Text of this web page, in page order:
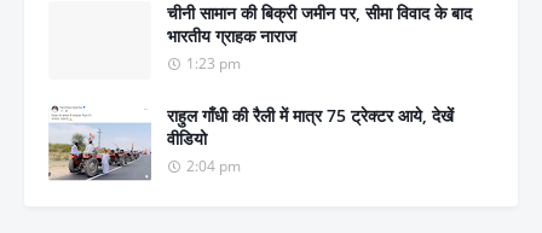
चीनी सामान की बिक्री जमीन पर, सीमा विवाद के बाद
भारतीय ग्राहक नाराज
1:23 pm
राहुल गाँधी की रैली में मात्र 75 ट्रेक्टर आये, देखें
वीडियो
2:04 pm